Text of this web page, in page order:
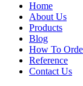
Home
About Us
Products
Blog
How To
Reference
Contact Us